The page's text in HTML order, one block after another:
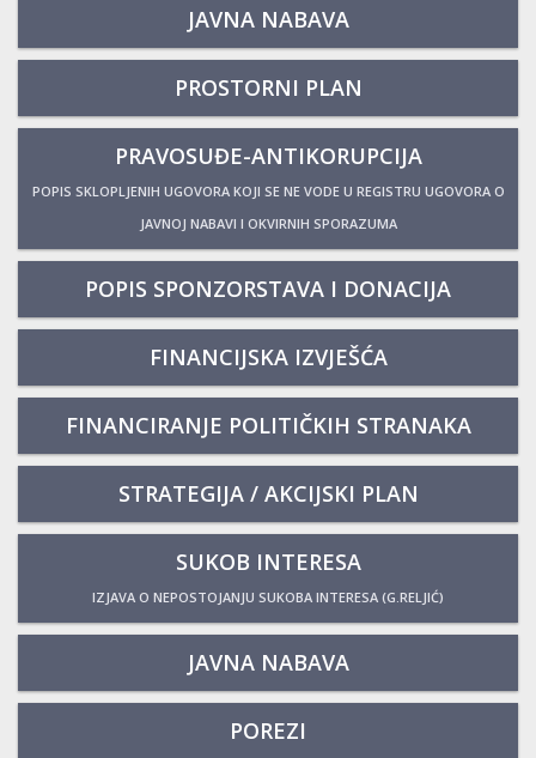
JAVNA NABAVA
PROSTORNI PLAN
PRAVOSUĐE-ANTIKORUPCIJA
POPIS SKLOPLJENIH UGOVORA KOJI SE NE VODE U REGISTRU UGOVORA O
JAVNOJ NABAVI I OKVIRNIH SPORAZUMA
POPIS SPONZORSTAVA I DONACIJA
FINANCIJSKA IZVJEŠĆA
FINANCIRANJE POLITIČKIH STRANAKA
STRATEGIJA / AKCIJSKI PLAN
SUKOB INTERESA
IZJAVA O NEPOSTOJANJU SUKOBA INTERESA (G.RELJIĆ)
JAVNA NABAVA
POREZI